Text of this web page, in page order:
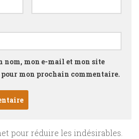
nom, mon e-mail et mon site
mon prochain commentaire.
pour réduire les indésirables.